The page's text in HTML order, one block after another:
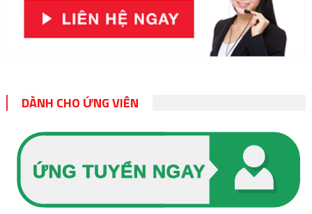
DÀNH CHO ỨNG VIÊN